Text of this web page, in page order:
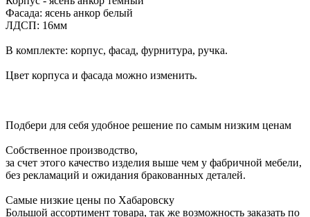
Фасада: ясень анкор белый
ЛДСП: 16мм
В комплекте: корпус, фасад, фурнитура, ручка.
Цвет корпуса и фасада можно изменить.
Подбери для себя удобное решение по самым низким ценам
Собственное производство,
за счет этого качество изделия выше чем у фабричной мебели,
без рекламаций и ожидания бракованных деталей.
Самые низкие цены по Хабаровску
Большой ассортимент товара, так же возможность заказать по